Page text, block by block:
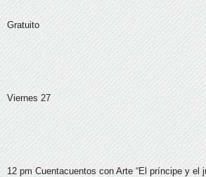
Gratuito
Viernes 27
12 pm Cuentacuentos con Arte “El príncipe y el